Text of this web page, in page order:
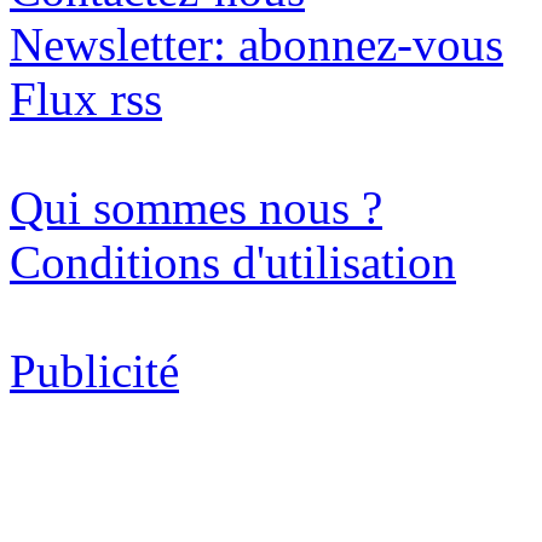
Newsletter: abonnez-vous
Flux rss
Qui sommes nous ?
Conditions d'utilisation
Publicité